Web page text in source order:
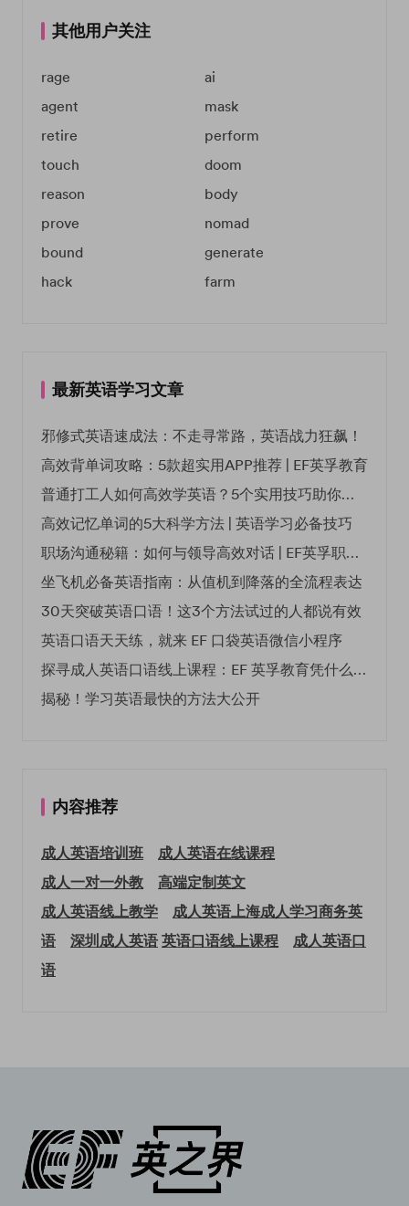
其他用户关注
rage
ai
agent
mask
retire
perform
touch
doom
reason
body
prove
nomad
bound
generate
hack
farm
最新英语学习文章
邪修式英语速成法：不走寻常路，英语战力狂飙！
高效背单词攻略：5款超实用APP推荐 | EF英孚教育
普通打工人如何高效学英语？5个实用技巧助你突破职场瓶颈
高效记忆单词的5大科学方法 | 英语学习必备技巧
职场沟通秘籍：如何与领导高效对话 | EF英孚职场指南
坐飞机必备英语指南：从值机到降落的全流程表达
30天突破英语口语！这3个方法试过的人都说有效
英语口语天天练，就来 EF 口袋英语微信小程序
探寻成人英语口语线上课程：EF 英孚教育凭什么领航
揭秘！学习英语最快的方法大公开
内容推荐
成人英语培训班
成人英语在线课程
成人一对一外教
高端定制英文
成人英语线上教学
成人英语上海成人学习商务英
语
深圳成人英语英语口语线上课程
成人英语口
语